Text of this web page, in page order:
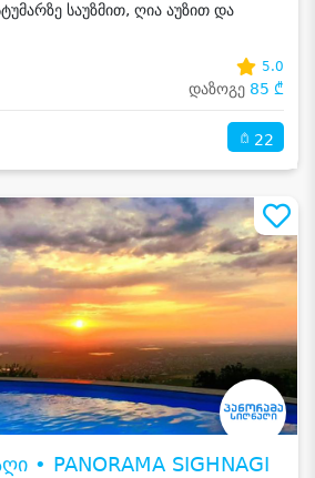
საუზმით, ღია აუზით და
5.0
დაზოგე 85 ₾
22
• PANORAMA SIGHNAGI